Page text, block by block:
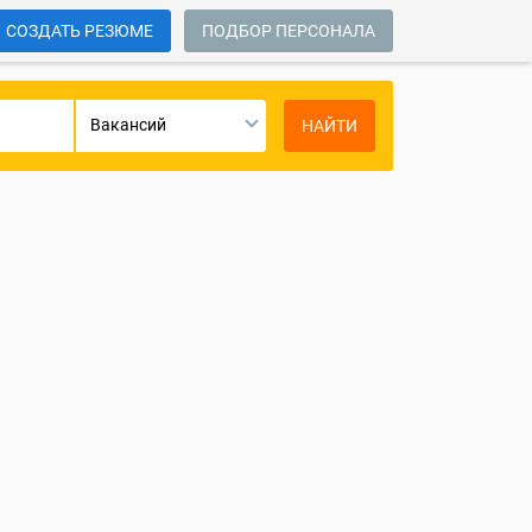
СОЗДАТЬ РЕЗЮМЕ ПОДБОР ПЕРСОНАЛА
Вакансий НАЙТИ